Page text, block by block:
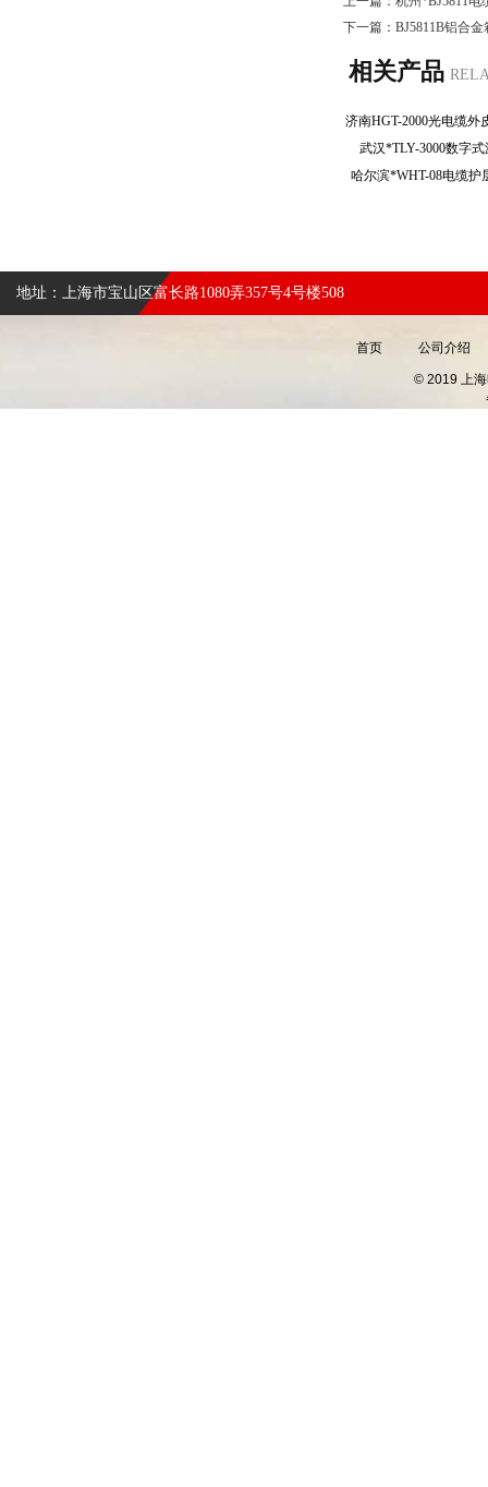
下一篇： BJ5811B铝合
相关产品
武汉*TLY-3000数字
哈尔滨*WHT-08电缆
地址：上海市宝山区富长路1080弄357号4号楼508
首页 公司介绍
© 2019 上